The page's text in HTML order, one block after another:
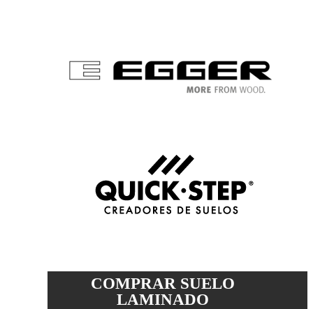
COMPRAR SUELO
LAMINADO